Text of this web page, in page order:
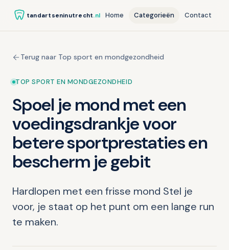
tandartseninutrecht.nl Home Categorieën Contact
Terug naar Top sport en mondgezondheid
TOP SPORT EN MONDGEZONDHEID
Spoel je mond met een
voedingsdrankje voor
betere sportprestaties en
bescherm je gebit
Hardlopen met een frisse mond Stel je
voor, je staat op het punt om een lange run
te maken.